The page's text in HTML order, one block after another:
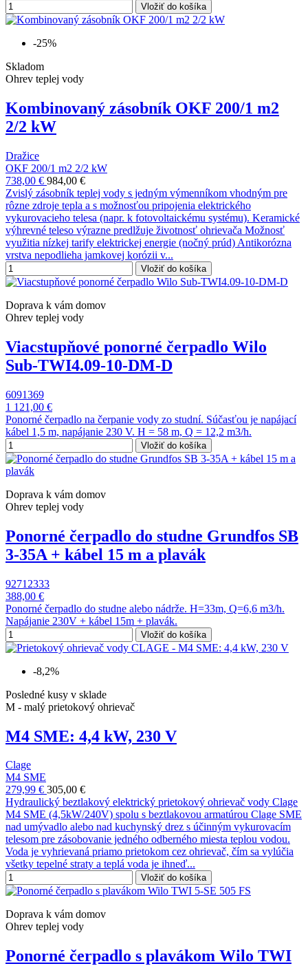
Vložiť do košíka
-25%
Skladom
Ohrev teplej vody
Kombinovaný zásobník OKF 200/1 m2
2/2 kW
Dražice
OKF 200/1 m2 2/2 kW
738,00 € 984,00 €
Zvislý zásobník teplej vody s jedným výmenníkom vhodným pre
rôzne zdroje tepla a s možnosťou pripojenia elektrického
vykurovacieho telesa (napr. k fotovoltaickému systému). Keramické
výhrevné teleso výrazne predlžuje životnosť ohrievača Možnosť
využitia nízkej tarify elektrickej energie (nočný prúd) Antikorózna
vrstva nepodlieha jamkovej korózii v...
Vložiť do košíka
Doprava k vám domov
Ohrev teplej vody
Viacstupňové ponorné čerpadlo Wilo
Sub-TWI4.09-10-DM-D
6091369
1 121,00 €
Ponorné čerpadlo na čerpanie vody zo studní. Súčasťou je napájací
kábel 1,5 m, napájanie 230 V. H = 58 m, Q = 12,2 m3/h.
Vložiť do košíka
Doprava k vám domov
Ohrev teplej vody
Ponorné čerpadlo do studne Grundfos SB
3-35A + kábel 15 m a plavák
92712333
388,00 €
Ponorné čerpadlo do studne alebo nádrže. H=33m, Q=6,6 m3/h.
Napájanie 230V + kábel 15m + plavák.
Vložiť do košíka
-8,2%
Posledné kusy v sklade
M - malý prietokový ohrievač
M4 SME: 4,4 kW, 230 V
Clage
M4 SME
279,99 € 305,00 €
Hydraulický beztlakový elektrický prietokový ohrievač vody Clage
M4 SME (4,5kW/240V) spolu s beztlakovou armatúrou Clage SME
nad umývadlo alebo nad kuchynský drez s účinným vykurovacím
telesom pre zásobovanie jedného odberného miesta teplou vodou.
Voda je vyhrievaná priamo prietokom cez ohrievač, čím sa vylúčia
všetky tepelné straty a teplá voda je ihneď...
Vložiť do košíka
Doprava k vám domov
Ohrev teplej vody
Ponorné čerpadlo s plavákom Wilo TWI